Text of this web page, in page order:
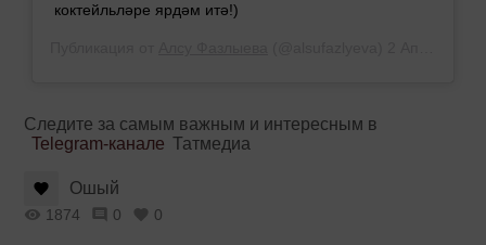
коктейльләре ярдәм итә!)
Следите за самым важным и интересным в
Telegram-канале Татмедиа
Ошый
1874 0 0